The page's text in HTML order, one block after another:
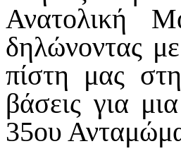
Ανατολική
δηλώνοντας
πίστη μας
βάσεις για
35ου